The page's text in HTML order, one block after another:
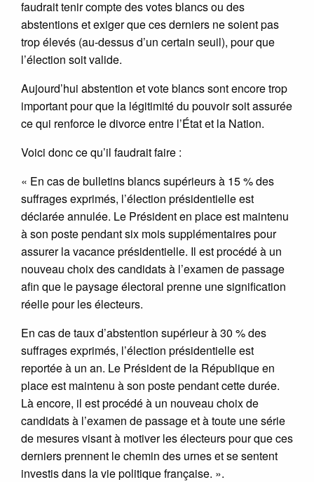
faudrait tenir compte des votes blancs ou des
abstentions et exiger que ces derniers ne soient pas
trop élevés (au-dessus d’un certain seuil), pour que
l’élection soit valide.
Aujourd’hui abstention et vote blancs sont encore trop
important pour que la légitimité du pouvoir soit assurée
ce qui renforce le divorce entre l’État et la Nation.
Voici donc ce qu’il faudrait faire :
« En cas de bulletins blancs supérieurs à 15 % des
suffrages exprimés, l’élection présidentielle est
déclarée annulée. Le Président en place est maintenu
à son poste pendant six mois supplémentaires pour
assurer la vacance présidentielle. Il est procédé à un
nouveau choix des candidats à l’examen de passage
afin que le paysage électoral prenne une signification
réelle pour les électeurs.
En cas de taux d’abstention supérieur à 30 % des
suffrages exprimés, l’élection présidentielle est
reportée à un an. Le Président de la République en
place est maintenu à son poste pendant cette durée.
Là encore, il est procédé à un nouveau choix de
candidats à l’examen de passage et à toute une série
de mesures visant à motiver les électeurs pour que ces
derniers prennent le chemin des urnes et se sentent
investis dans la vie politique française. ».